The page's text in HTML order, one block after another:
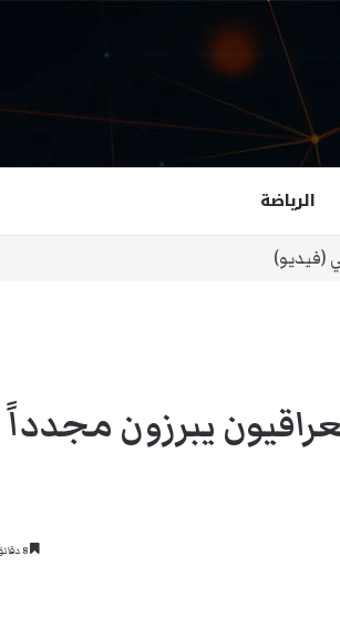
الرياضة
نائبة لحاكم فرجينيا
يبرزون مجدداً